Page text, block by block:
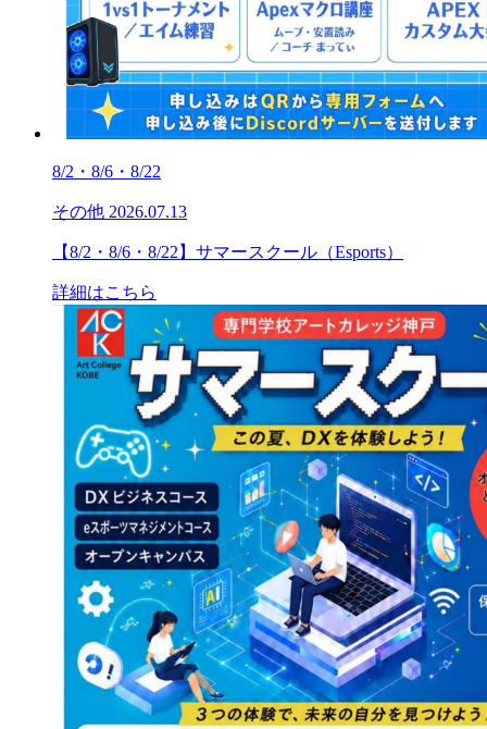
8/2・8/6・8/22
その他 2026.07.13
【8/2・8/6・8/22】サマースクール（Esports）
詳細はこちら